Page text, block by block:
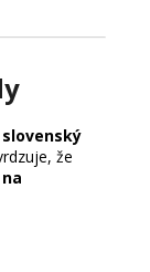
slovenský
že